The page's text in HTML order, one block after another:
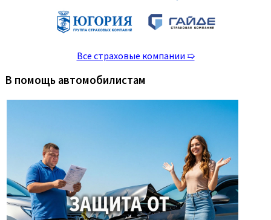
Все страховые компании ➯
В помощь автомобилистам